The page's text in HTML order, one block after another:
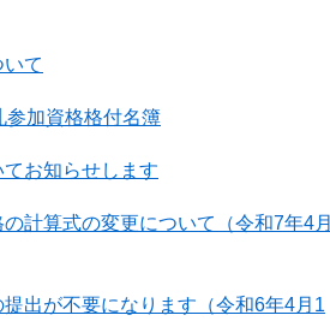
て
加資格格付名簿
お知らせします
計算式の変更について（令和7年4月
出が不要になります（令和6年4月1